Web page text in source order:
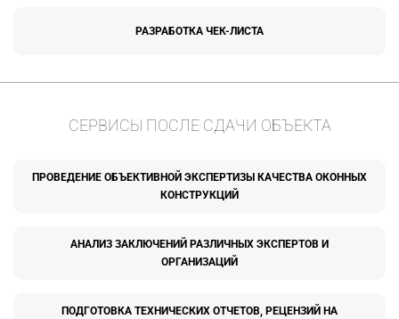
РАЗРАБОТКА ЧЕК-ЛИСТА
СЕРВИСЫ ПОСЛЕ СДАЧИ ОБЪЕКТА
ПРОВЕДЕНИЕ ОБЪЕКТИВНОЙ ЭКСПЕРТИЗЫ КАЧЕСТВА ОКОННЫХ
КОНСТРУКЦИЙ
АНАЛИЗ ЗАКЛЮЧЕНИЙ РАЗЛИЧНЫХ ЭКСПЕРТОВ И
ОРГАНИЗАЦИЙ
ПОДГОТОВКА ТЕХНИЧЕСКИХ ОТЧЕТОВ, РЕЦЕНЗИЙ НА